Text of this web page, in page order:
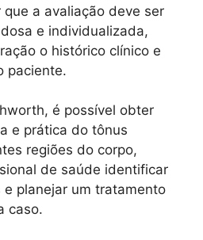
a avaliação deve ser
e individualizada,
o histórico clínico e
paciente.
é possível obter
e prática do tônus
regiões do corpo,
de saúde identificar
e planejar um tratamento
caso.